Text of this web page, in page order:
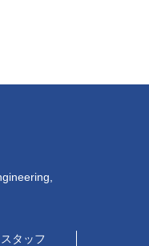
スタッフ